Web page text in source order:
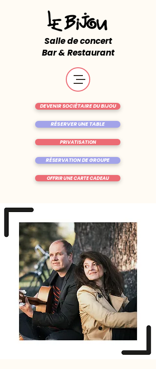
Salle de concert
Bar & Restaurant
RÉSERVER UNE TABLE
OFFRIR UNE CARTE CADEAU
DEVENIR SOCIÉTAIRE DU BIJOU
RÉSERVATION DE GROUPE
PRIVATISATION